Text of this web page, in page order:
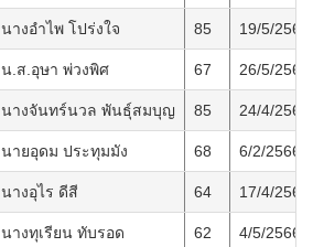
นางอำไพ โปร่งใจ 85 19/5/2566
น.ส.อุษา พ่วงพิศ 67 26/5/2566
นางจันทร์นวล พันธุ์สมบุญ 85 24/4/2566
นายอุดม ประทุมมัง 68 6/2/2566
นางอุไร ดีสี 64 17/4/2566
นางทุเรียน ทับรอด 62 4/5/2566